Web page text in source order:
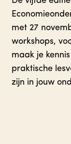
met 27
workshops,
maak je
praktische
zijn in jouw